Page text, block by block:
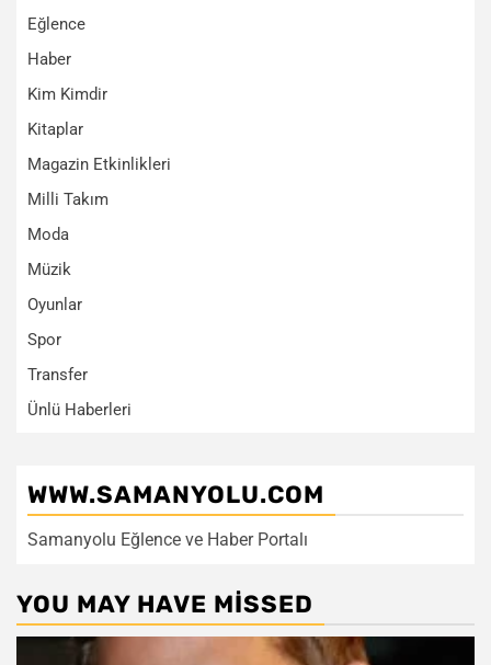
Eğlence
Haber
Kim Kimdir
Kitaplar
Magazin Etkinlikleri
Milli Takım
Moda
Müzik
Oyunlar
Spor
Transfer
Ünlü Haberleri
WWW.SAMANYOLU.COM
Samanyolu Eğlence ve Haber Portalı
YOU MAY HAVE MISSED